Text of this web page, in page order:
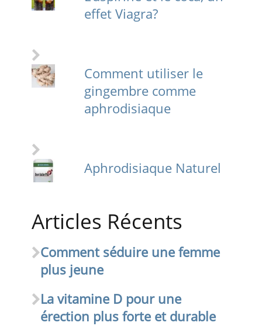
effet Viagra?
Comment utiliser le
gingembre comme
aphrodisiaque
Aphrodisiaque Naturel
Articles Récents
Comment séduire une femme
plus jeune
La vitamine D pour une
érection plus forte et durable